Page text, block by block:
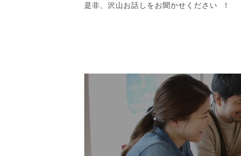
是非、沢山お話しをお聞かせください ！